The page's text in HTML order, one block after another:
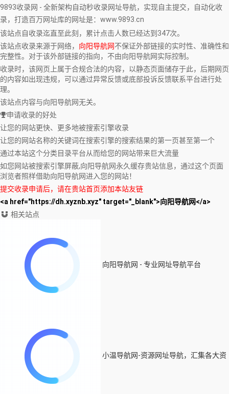
9893收录网 - 全新架构自动秒收录网址导航，实现自主提交，自动化收
录，打造百万网址库的网址是：www.9893.cn
该站点自收录迄直至此刻，累计点击人数已经达到347次。
该站点收录来源于网络， 向阳导航网不保证外部链接的实时性、准确性和
完整性。对于该外部链接的指向，不由向阳导航网实际控制。
收录时，该网页上属于合规合法的内容，以静态页面储存于此，后期网页
的内容如出现违规，可以通过异常反馈或底部投诉反馈联系平台进行处
理。
该站点内容与向阳导航网无关。
申请收录的好处
让您的网站更快、更多地被搜索引擎收录
让您的网站名称的关键词在搜索引擎的搜索结果的第一页甚至第一个
通过本站这个分类目录平台从而给您的网站带来巨大流量
如您网站被搜索引擎屏蔽,向阳导航网永久缓存贵站信息，通过这个页面
浏览者照样借助向阳导航网进入您的网站！
提交收录申请后，请在贵站首页添加本站友链
<a href="https://dh.xyznb.xyz" target="_blank">向阳导航网</a>
相关站点
向阳导航网 - 专业网址导航平台
小温导航网-资源网址导航，汇集各大资